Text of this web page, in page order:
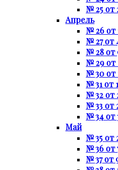
№ 25 от
Апрель
№ 26 от
№ 27 от
№ 28 от
№ 29 от
№ 30 от
№ 31 от
№ 32 от
№ 33 от
№ 34 от
Май
№ 35 от
№ 36 от
№ 37 от